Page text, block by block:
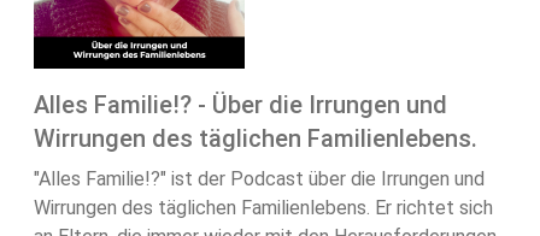
Alles Familie!? - Über die Irrungen und
Wirrungen des täglichen Familienlebens.
"Alles Familie!?" ist der Podcast über die Irrungen und
Wirrungen des täglichen Familienlebens. Er richtet sich